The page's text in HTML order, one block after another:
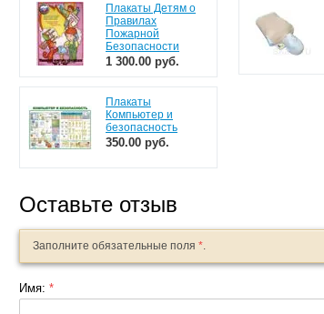
Плакаты Детям о
Правилах
Пожарной
Безопасности
1 300.00 руб.
Плакаты
Компьютер и
безопасность
350.00 руб.
Оставьте отзыв
Заполните обязательные поля *.
Имя: *